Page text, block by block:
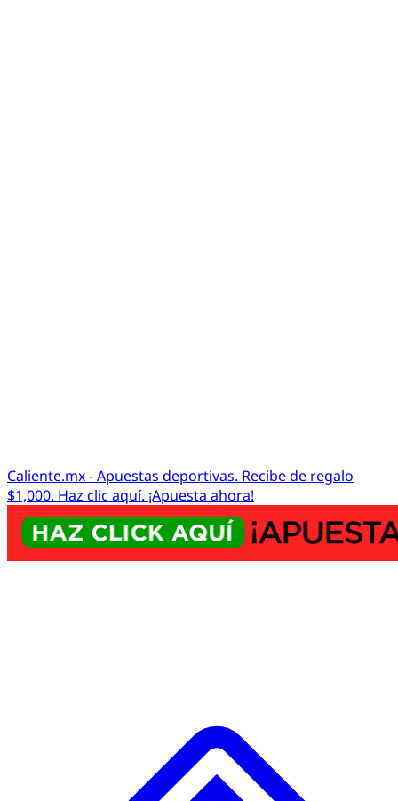
Caliente.mx - Apuestas deportivas. Recibe de regalo
$1,000. Haz clic aquí. ¡Apuesta ahora!